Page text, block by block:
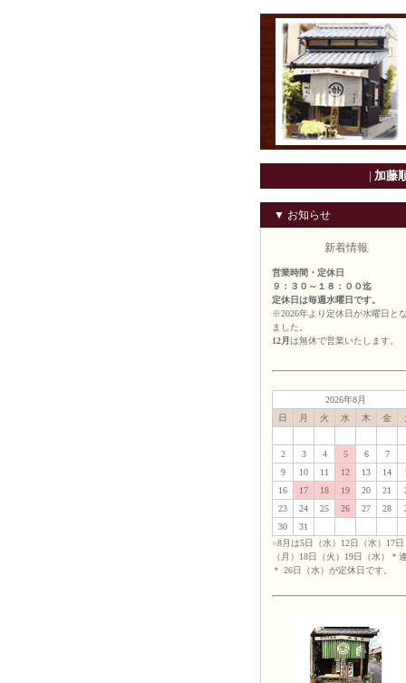
| 加藤
▼ お知らせ
新着情報
営業時間・定休日
９：３０～１８：００迄
定休日は毎週水曜日です。
※2026年より定休日が水曜日と
ました。
12月 は無休で営業いたします。
2026年8月
日
月 火 水 木 金
2
3 4 5 6 7
9
10 11 12 13 14
16
17 18 19 20 21
23
24 25 26 27 28
30
31
■8月は5日（水）12日（水）17日
（月）18日（火）19日（水）＊
＊ 26日（水）が定休日です。